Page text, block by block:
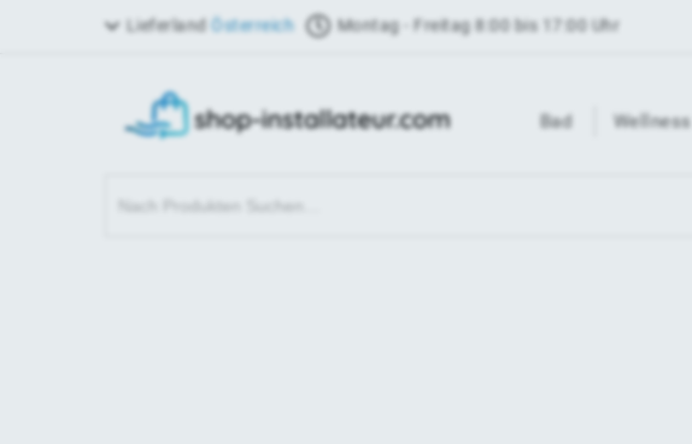
Lieferland Österreich Montag - Freitag 8:00 bis 17:00 Uhr
Bad Wellness